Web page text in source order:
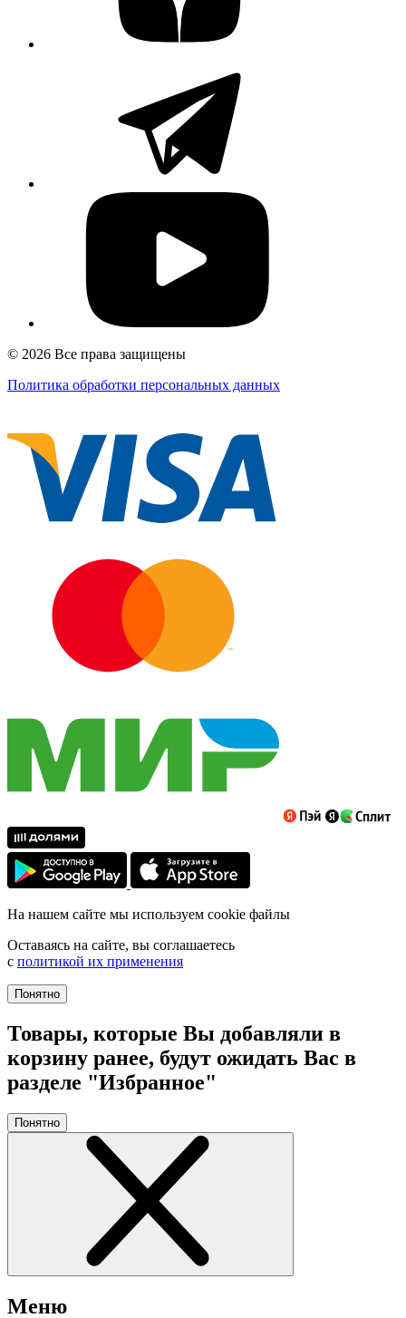
© 2026 Все права защищены
Политика обработки персональных данных
На нашем сайте мы используем cookie файлы
Оставаясь на сайте, вы соглашаетесь
с политикой их применения
Понятно
Товары, которые Вы добавляли в
корзину ранее, будут ожидать Вас в
разделе "Избранное"
Понятно
Меню